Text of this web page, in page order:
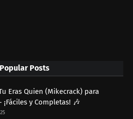
Popular Posts
Eras Quien (Mikecrack) para
y Completas! 🎶